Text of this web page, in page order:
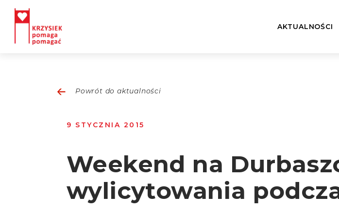
AKTUALNOŚCI
Powrót do aktualności
9 STYCZNIA 2015
Weekend na
wylicytowania